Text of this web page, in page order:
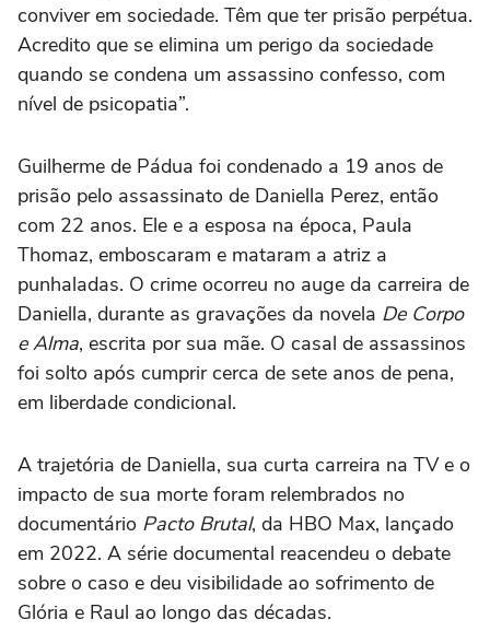
conviver em sociedade. Têm que ter prisão perpétua.
Acredito que se elimina um perigo da sociedade
quando se condena um assassino confesso, com
nível de psicopatia”.
Guilherme de Pádua foi condenado a 19 anos de
prisão pelo assassinato de Daniella Perez, então
com 22 anos. Ele e a esposa na época, Paula
Thomaz, emboscaram e mataram a atriz a
punhaladas. O crime ocorreu no auge da carreira de
Daniella, durante as gravações da novela De Corpo
e Alma, escrita por sua mãe. O casal de assassinos
foi solto após cumprir cerca de sete anos de pena,
em liberdade condicional.
A trajetória de Daniella, sua curta carreira na TV e o
impacto de sua morte foram relembrados no
documentário Pacto Brutal, da HBO Max, lançado
em 2022. A série documental reacendeu o debate
sobre o caso e deu visibilidade ao sofrimento de
Glória e Raul ao longo das décadas.